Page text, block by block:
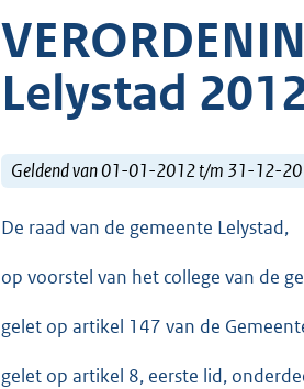
Lelystad
Geldend van 01-01-2012 t/m 31-12-
De raad van de gemeente Lelystad,
op voorstel van het college van de
gelet op artikel 147 van de
gelet op artikel 8, eerste lid,